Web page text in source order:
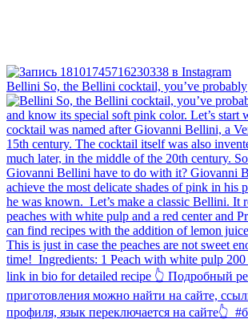
Bellini⁠ So, the Bellini cocktail, you’ve probably